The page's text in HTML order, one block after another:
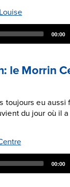
00:00
le Morrin
toujours eu
du jour où il
00:00